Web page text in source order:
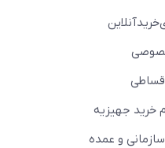
خرید جهیزیه
و عمده